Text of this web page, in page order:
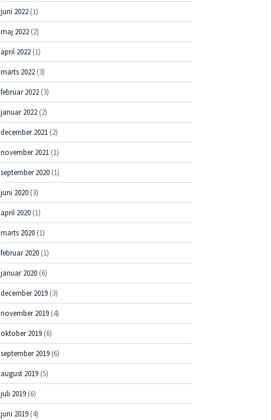
juni 2022 (1)
maj 2022 (2)
april 2022 (1)
marts 2022 (3)
februar 2022 (3)
januar 2022 (2)
december 2021 (2)
november 2021 (1)
september 2020 (1)
juni 2020 (3)
april 2020 (1)
marts 2020 (1)
februar 2020 (1)
januar 2020 (6)
december 2019 (3)
november 2019 (4)
oktober 2019 (6)
september 2019 (6)
august 2019 (5)
juli 2019 (6)
juni 2019 (4)